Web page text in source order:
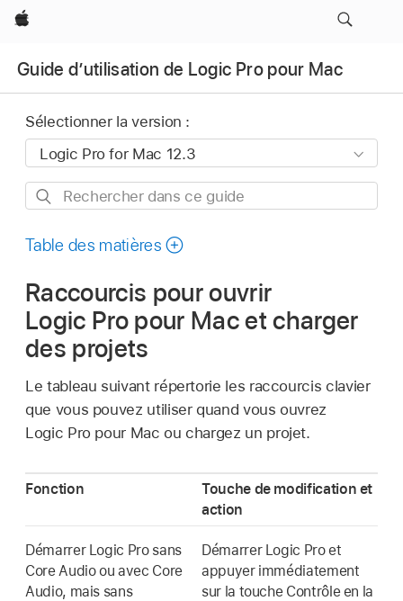
Apple
Guide d’utilisation de Logic Pro pour Mac
Sélectionner la version :
Rechercher
ce
Table des matières
Raccourcis pour ouvrir
Logic Pro pour Mac et charger
des projets
Le tableau suivant répertorie les raccourcis clavier
que vous pouvez utiliser quand vous ouvrez
Logic Pro pour Mac ou chargez un projet.
Fonction
Touche de modification et
action
Démarrer Logic Pro sans
Core Audio ou avec Core
Audio, mais sans
Démarrer Logic Pro et
appuyer immédiatement
sur la touche Contrôle en la